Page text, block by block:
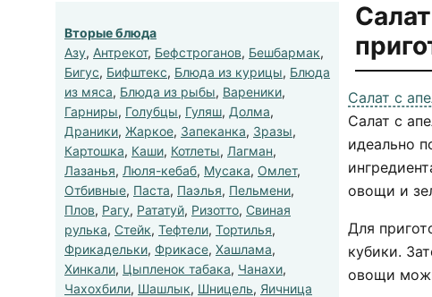
Вторые блюда
Азу, Антрекот, Бефстроганов, Бешбармак,
Бигус, Бифштекс, Блюда из курицы, Блюда
из мяса, Блюда из рыбы, Вареники,
Гарниры, Голубцы, Гуляш, Долма,
Драники, Жаркое, Запеканка, Зразы,
Картошка, Каши, Котлеты, Лагман,
Лазанья, Люля-кебаб, Мусака, Омлет,
Отбивные, Паста, Паэлья, Пельмени,
Плов, Рагу, Рататуй, Ризотто, Свиная
рулька, Стейк, Тефтели, Тортилья,
Фрикадельки, Фрикасе, Хашлама,
Хинкали, Цыпленок табака, Чанахи,
Чахохбили, Шашлык, Шницель, Яичница
Салат с
Салат с
идеально
овощи и
Для
кубики.
овощи